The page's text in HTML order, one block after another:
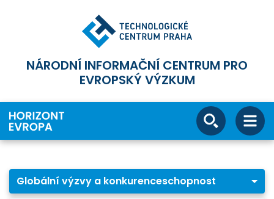
NÁRODNÍ INFORMAČNÍ CENTRUM PRO
EVROPSKÝ VÝZKUM
Globální výzvy a konkurenceschopnost